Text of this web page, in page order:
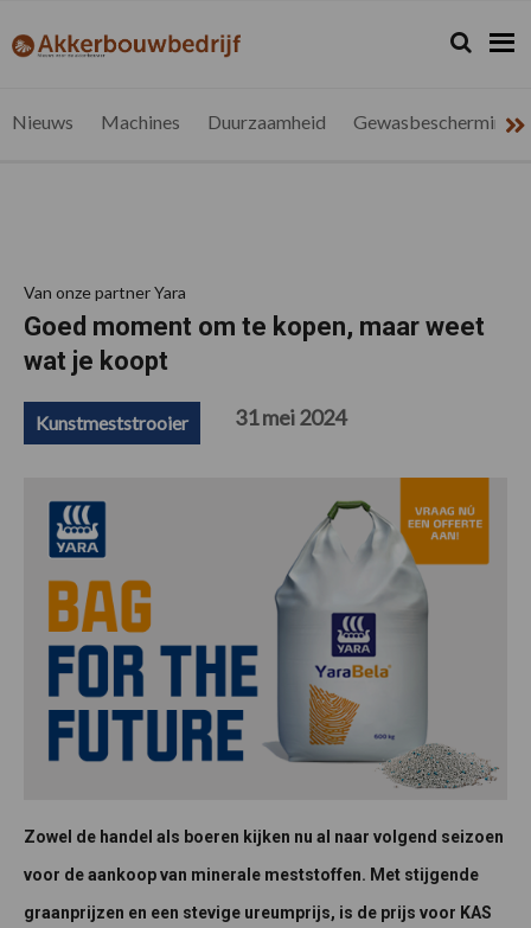
de
de
de
de
akkerbouwbedrijf.be
Nieuws
Zoeken...
Zoek
Nieuws Machines Duurzaamheid Gewasbescherming
Van onze partner Yara
Goed moment om te kopen, maar weet
wat je koopt
Kunstmeststrooier 31 mei 2024
Zowel de handel als boeren kijken nu al naar volgend seizoen
voor de aankoop van minerale meststoffen. Met stijgende
graanprijzen en een stevige ureumprijs, is de prijs voor KAS